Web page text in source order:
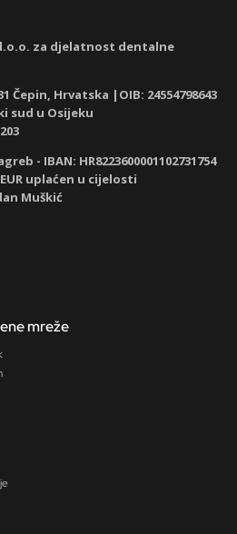
d.o.o. za djelatnost dentalne
Čepin, Hrvatska |OIB: 24554798643
sud u Osijeku
- IBAN: HR8223600001102731754
uplaćen u cijelosti
Muškić
mreže